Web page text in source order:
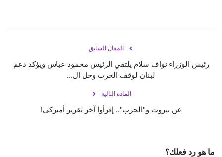
المقال السابق
رئيس الوزراء نواف سلام يلتقي الرئيس محمود عباس ويؤكد دعم
لبنان لوقف الحرب وحل ال...
المادة التالية
عن بيروت و"الحزب".. إقرأوا آخر تقرير أميركي!
ما هو رد فعلك؟